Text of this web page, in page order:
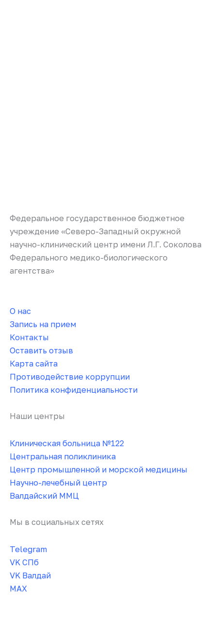
Федеральное государственное бюджетное
учреждение «Северо-Западный окружной
научно-клинический центр имени Л.Г. Соколова
Федерального медико-биологического
агентства»
О нас
Запись на прием
Контакты
Оставить отзыв
Карта сайта
Противодействие коррупции
Политика конфиденциальности
Наши центры
Клиническая больница №122
Центральная поликлиника
Центр промышленной и морской медицины
Научно-лечебный центр
Валдайский ММЦ
Мы в социальных сетях
Telegram
VK СПб
VK Валдай
MAX